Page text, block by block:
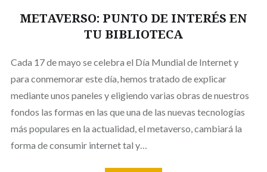
METAVERSO: PUNTO DE INTERÉS EN
TU BIBLIOTECA
Cada 17 de mayo se celebra el Día Mundial de Internet y
para conmemorar este día, hemos tratado de explicar
mediante unos paneles y eligiendo varias obras de nuestros
fondos las formas en las que una de las nuevas tecnologías
más populares en la actualidad, el metaverso, cambiará la
forma de consumir internet tal y…